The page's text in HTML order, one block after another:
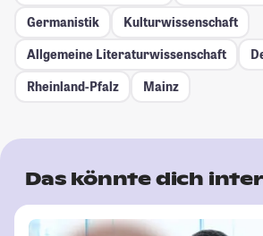
Germanistik
Kulturwissenschaft
Allgemeine Literaturwissenschaft
Rheinland-Pfalz
Mainz
Das könnte dich